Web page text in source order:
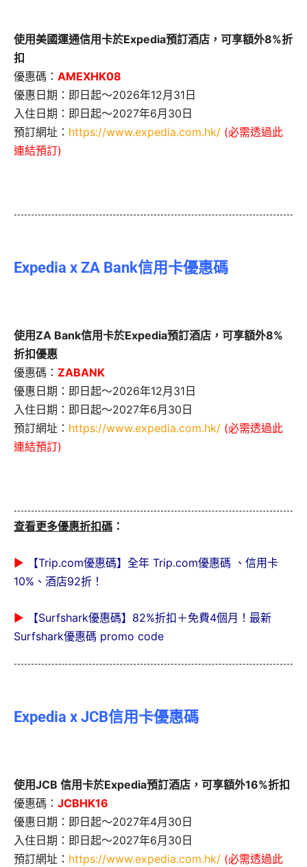
使用美國運通信用卡於Expedia預訂酒店，可享額外8%折
扣
優惠碼： AMEXHK08
優惠日期：即日起～2026年12月31日
入住日期：即日起～2027年6月30日
預訂網址： https://www.expedia.com.hk/ (必需透過此
連結預訂)
Expedia x ZA Bank信用卡優惠碼
使用ZA Bank信用卡於Expedia預訂酒店，可享額外8%
折扣優惠
優惠碼： ZABANK
優惠日期：即日起～2026年12月31日
入住日期：即日起～2027年6月30日
預訂網址： https://www.expedia.com.hk/ (必需透過此
連結預訂)
查看更多優惠折扣碼 ：
▶
【Trip.com優惠碼】全年 Trip.com優惠碼 、信用卡
10%、酒店92折！
▶
【Surfshark優惠碼】82%折扣＋免費4個月！最新
Surfshark優惠碼 promo code
Expedia x JCB信用卡優惠碼
使用JCB 信用卡於Expedia預訂酒店，可享額外16%折扣
優惠碼： JCBHK16
優惠日期：即日起～2027年4月30日
入住日期：即日起～2027年6月30日
預訂網址： https://www.expedia.com.hk/ (必需透過此